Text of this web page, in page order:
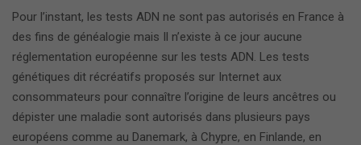
Pour l’instant, les tests ADN ne sont pas autorisés en France à
des fins de généalogie mais Il n’existe à ce jour aucune
réglementation européenne sur les tests ADN. Les tests
génétiques dit récréatifs proposés sur Internet aux
consommateurs pour connaître l’origine de leurs ancêtres ou
dépister une maladie sont autorisés dans plusieurs pays
européens comme au Danemark, à Chypre, en Finlande, en